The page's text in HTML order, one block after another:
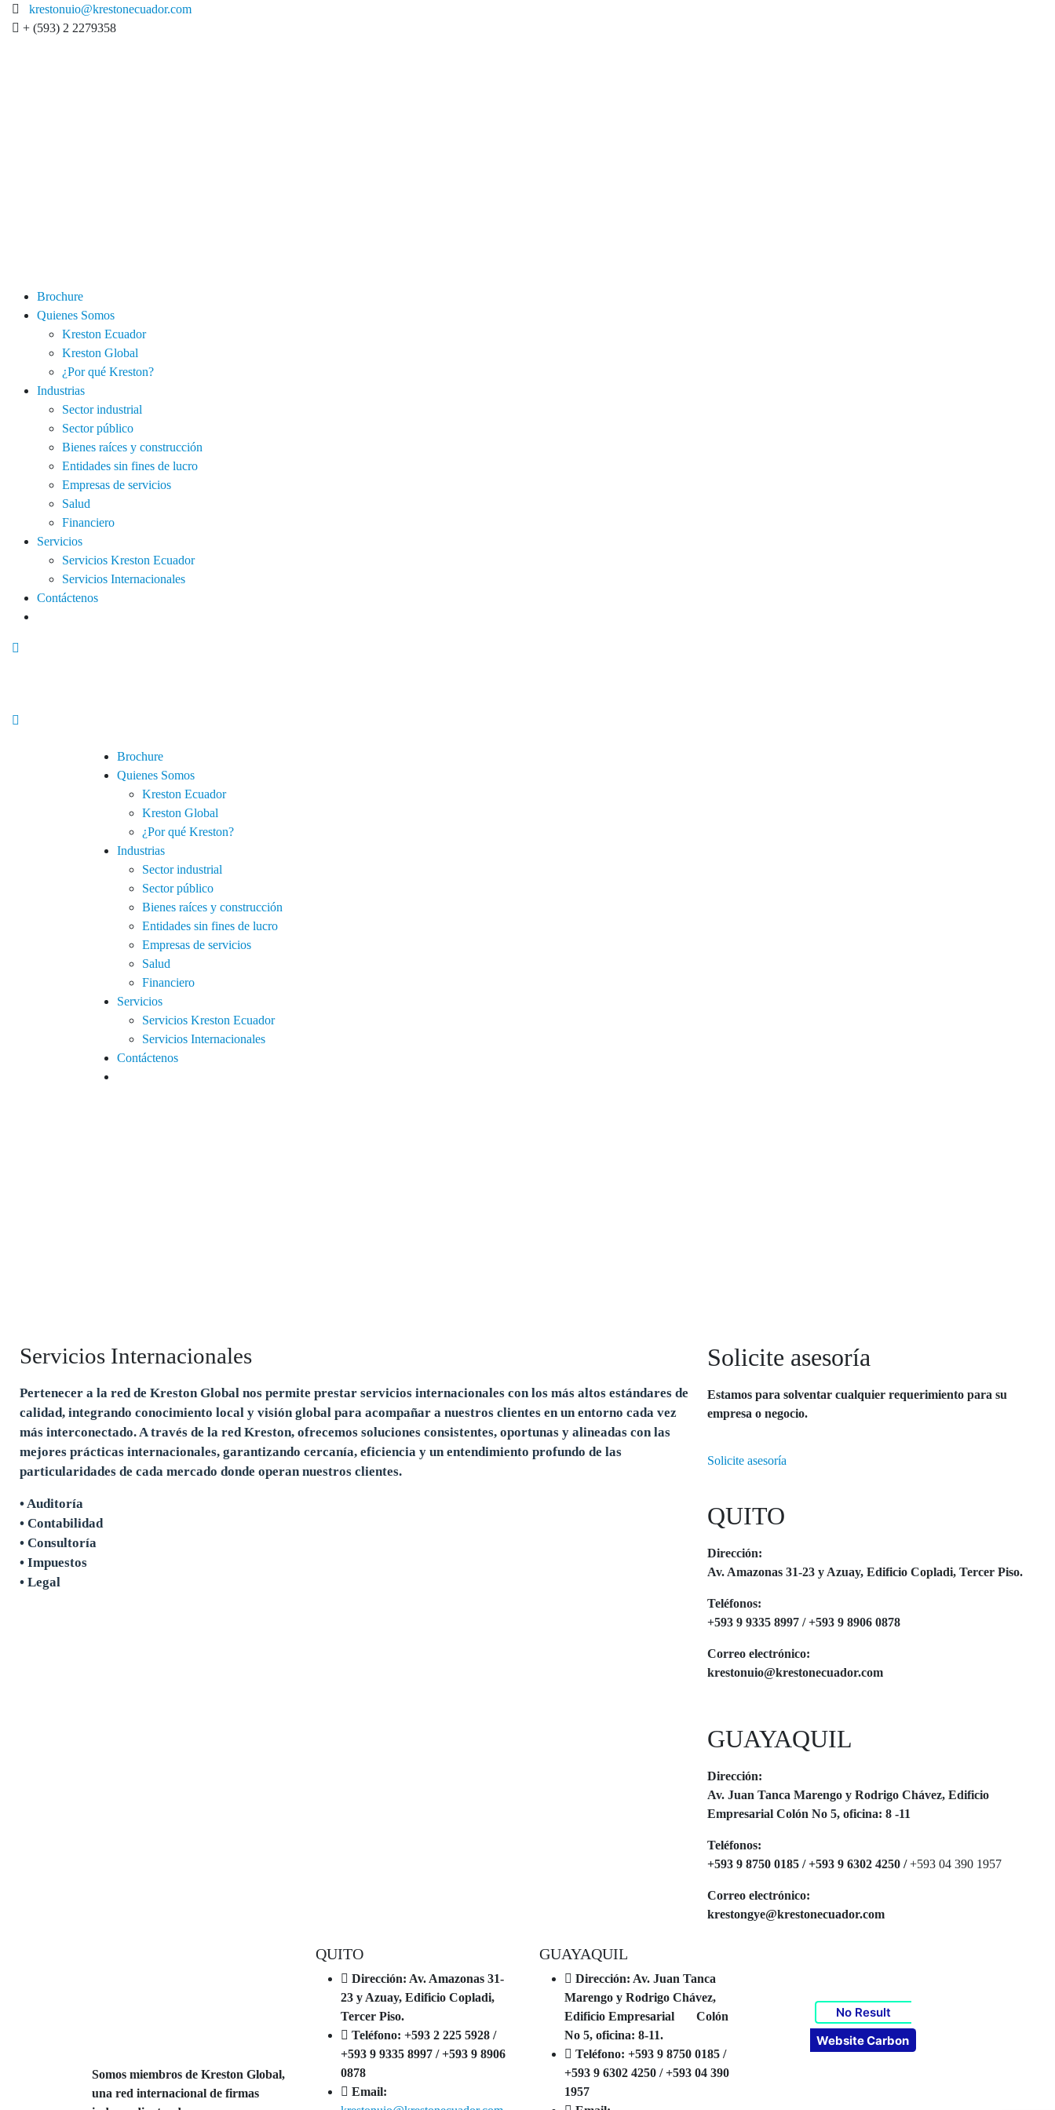
krestonuio@krestonecuador.com
+ (593) 2 2279358
Brochure
Quienes Somos
Kreston Ecuador
Kreston Global
¿Por qué Kreston?
Industrias
Sector industrial
Sector público
Bienes raíces y construcción
Entidades sin fines de lucro
Empresas de servicios
Salud
Financiero
Servicios
Servicios Kreston Ecuador
Servicios Internacionales
Contáctenos
Brochure
Quienes Somos
Kreston Ecuador
Kreston Global
¿Por qué Kreston?
Industrias
Sector industrial
Sector público
Bienes raíces y construcción
Entidades sin fines de lucro
Empresas de servicios
Salud
Financiero
Servicios
Servicios Kreston Ecuador
Servicios Internacionales
Contáctenos
Servicios Internacionales
Pertenecer a la red de Kreston Global nos permite prestar servicios internacionales con los más altos estándares de
calidad, integrando conocimiento local y visión global para acompañar a nuestros clientes en un entorno cada vez
más interconectado. A través de la red Kreston, ofrecemos soluciones consistentes, oportunas y alineadas con las
mejores prácticas internacionales, garantizando cercanía, eficiencia y un entendimiento profundo de las
particularidades de cada mercado donde operan nuestros clientes.
• Auditoría
• Contabilidad
• Consultoría
• Impuestos
• Legal
Solicite asesoría
Estamos para solventar cualquier requerimiento para su
empresa o negocio.
Solicite asesoría
QUITO
Dirección:
Av. Amazonas 31-23 y Azuay, Edificio Copladi, Tercer Piso.
Teléfonos:
+593 9 9335 8997 / +593 9 8906 0878
Correo electrónico:
krestonuio@krestonecuador.com
GUAYAQUIL
Dirección:
Av. Juan Tanca Marengo y Rodrigo Chávez, Edificio
Empresarial Colón No 5, oficina: 8 -11
Teléfonos:
+593 9 8750 0185 / +593 9 6302 4250 /+59304 390 1957
Correo electrónico:
krestongye@krestonecuador.com
Somos miembros de Kreston Global,
una red internacional de firmas
QUITO
Dirección: Av. Amazonas 31-
23 y Azuay, Edificio Copladi,
Tercer Piso.
Teléfono: +593 2 225 5928 /
+593 9 9335 8997 / +593 9 8906
0878
Email:
GUAYAQUIL
Dirección: Av. Juan Tanca
Marengo y Rodrigo Chávez,
Edificio Empresarial Colón
No 5, oficina: 8-11.
Teléfono: +593 9 8750 0185 /
+593 9 6302 4250 / +593 04 390
1957
No Result
Website Carbon